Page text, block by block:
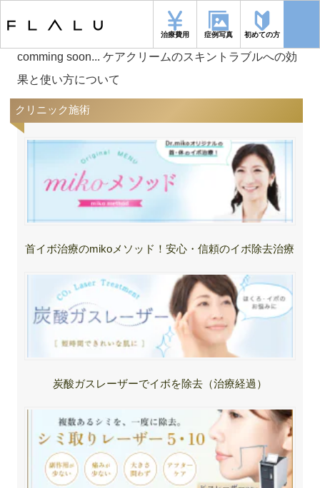
治療費用 症例写真 初めての方
ケアクリームのスキントラブルへの効果と使い方
comming soon... ケアクリームのスキントラブルへの効
果と使い方について
クリニック施術
首イボ治療のmikoメソッド！安心・信頼のイボ除去治療
炭酸ガスレーザーでイボを除去（治療経過）